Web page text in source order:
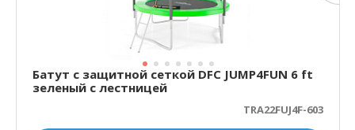
Батут с защитной сеткой DFC JUMP4FUN 6 ft
зеленый с лестницей
TRA22FUJ4F-603